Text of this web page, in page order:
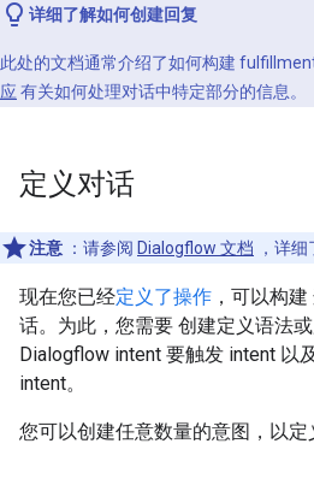
详细了解如何创建回复
此处的文档通常介绍了如何构建
应 有关如何处理对话中特定部分的信息。
定义对话
注意 ：请参阅 Dialogflow 文档 ，详
现在您已经定义了操作 ，可以构
话。为此，您需要 创建定义语法
Dialogflow intent 要触发 intent 以
intent。
您可以创建任意数量的意图，以定